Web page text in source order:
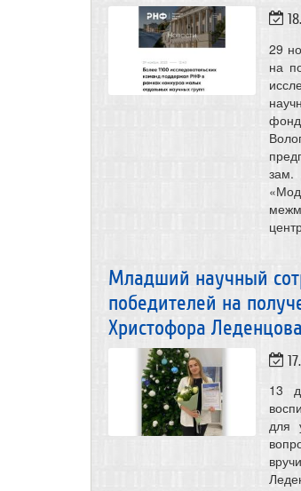
29
на
зам.
Младший научный
победителей на
Христофора Леденцова
13
для